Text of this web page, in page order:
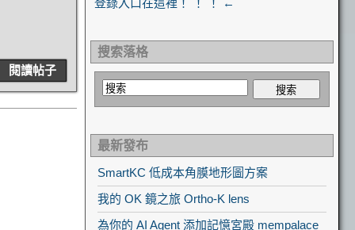
閱讀帖子
登錄入口在這裡！ ！ ！ ←
搜索落格
最新發布
SmartKC 低成本角膜地形圖方案
我的 OK 鏡之旅 Ortho-K lens
為你的 AI Agent 添加記憶宮殿 mempalace